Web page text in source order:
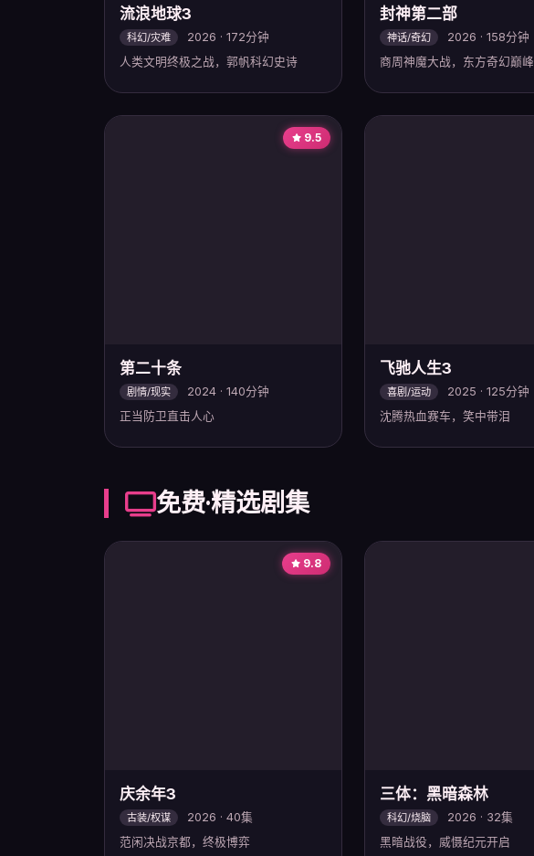
流浪地球3
科幻/灾难
2026 · 172分钟
人类文明终极之战，郭帆科幻史诗
封神第二部
神话/奇幻
2026 · 158分钟
商周神魔大战，东方奇幻巅峰
9.5
第二十条
剧情/现实
2024 · 140分钟
正当防卫直击人心
飞驰人生3
喜剧/运动
2025 · 125分钟
沈腾热血赛车，笑中带泪
免费·精选剧集
9.8
庆余年3
古装/权谋
2026 · 40集
范闲决战京都，终极博弈
三体：黑暗森林
科幻/烧脑
2026 · 32集
黑暗战役，威慑纪元开启